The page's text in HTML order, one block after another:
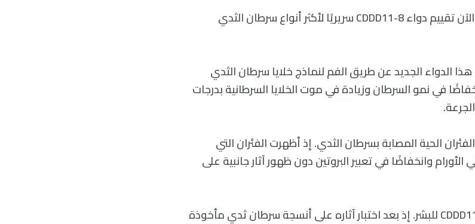
تعتقد هيكي وزملاؤها أنه يجب الآن تقييم دواء CDDD11-8 سريريًا لأكثر أنواع سرطان الثدي
الدواء الجديد عن طريق الفم لنماذج خلايا سرطان الثدي
في نمو السرطان وزيادة في موت الخلايا السرطانية بدرجات
الحية المصابة بسرطان الثدي. إذ أظهرت الفئران التي
وانخفاضًا في تعبير البروتين دون ظهور آثار جانبية على
حتى أنه يمكن استخدام دواء CDDD11-8 للبشر. إذ بعد اختبار آثاره على أنسجة سرطان ثدي مأخوذة